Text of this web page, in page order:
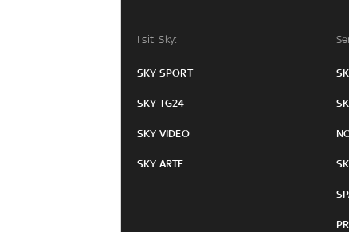
I siti Sky:
SKY SPORT
SKY TG24
SKY VIDEO
SKY ARTE